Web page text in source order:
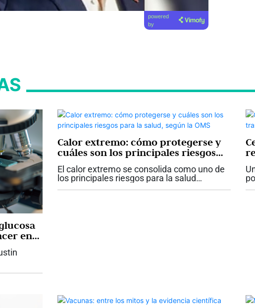
powered
by
en
Calor extremo: cómo protegerse y
cuáles son los principales riesgos
para la salud, según la OMS
El calor extremo se consolida como uno de
los principales riesgos para la salud